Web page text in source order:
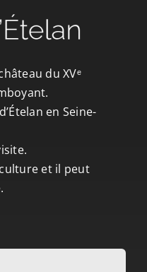
du XVᵉ
en Seine-
et il peut